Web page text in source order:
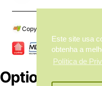
Este site usa
obtenha a
Política de
Copyright © 2024, My
Options